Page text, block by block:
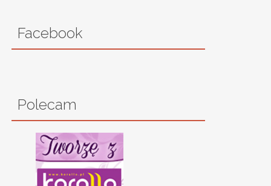
Facebook
Polecam